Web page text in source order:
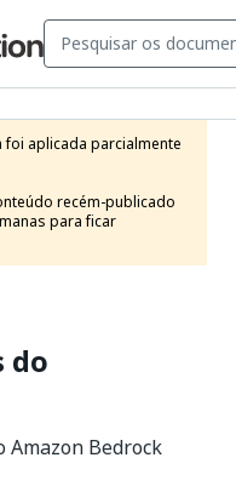
aplicada parcialmente
recém-publicado
para ficar
do
Amazon Bedrock